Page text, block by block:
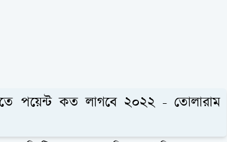
পয়েন্ট কত লাগবে ২০২২ - তোলারাম